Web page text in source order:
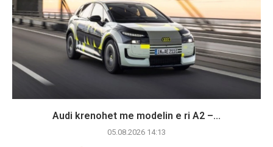
Audi krenohet me modelin e ri A2 –...
05.08.2026 14:13